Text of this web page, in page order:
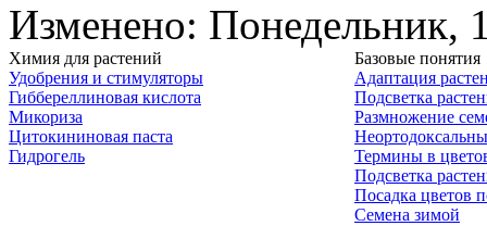
Изменено: Понедельник,
Химия для растений
Удобрения и стимуляторы
Гиббереллиновая кислота
Микориза
Цитокининовая паста
Гидрогель
Базовые понятия
Адаптация
Подсветка
Размножение
Термины в
Подсветка
Посадка цветов
Семена зимой